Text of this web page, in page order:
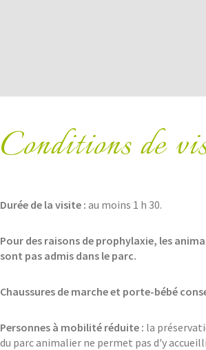
Conditions de
Durée de la visite : au moins 1 h 30.
Pour des raisons de prophylaxie, les
sont pas admis dans le parc.
Chaussures de marche et porte-bébé
Personnes à mobilité réduite : la
du parc animalier ne permet pas d'y